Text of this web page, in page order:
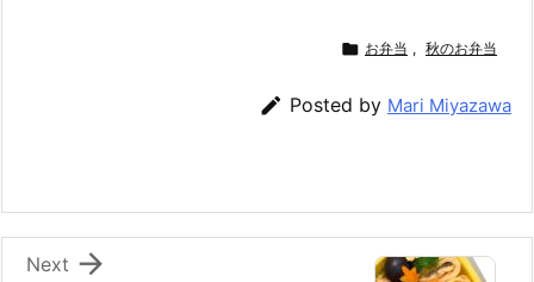
o
k
a
l
 お弁当 , 秋のお弁当
 Posted by Mari Miyazawa

Next